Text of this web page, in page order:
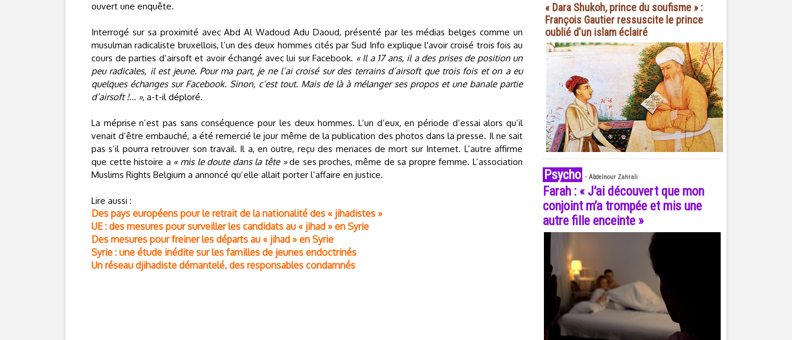
ouvert une enquête.
Interrogé sur sa proximité avec Abd Al Wadoud Adu Daoud, présenté par les médias belges comme un
musulman radicaliste bruxellois, l’un des deux hommes cités par Sud Info explique l'avoir croisé trois fois au
cours de parties d’airsoft et avoir échangé avec lui sur Facebook. « Il a 17 ans, il a des prises de position un
peu radicales, il est jeune. Pour ma part, je ne l’ai croisé sur des terrains d’airsoft que trois fois et on a eu
quelques échanges sur Facebook. Sinon, c’est tout. Mais de là à mélanger ses propos et une banale partie
d’airsoft !... », a-t-il déploré.
La méprise n’est pas sans conséquence pour les deux hommes. L’un d’eux, en période d’essai alors qu’il
venait d’être embauché, a été remercié le jour même de la publication des photos dans la presse. Il ne sait
pas s’il pourra retrouver son travail. Il a, en outre, reçu des menaces de mort sur Internet. L’autre affirme
que cette histoire a « mis le doute dans la tête »de ses proches, même de sa propre femme. L’association
Muslims Rights Belgium a annoncé qu’elle allait porter l’affaire en justice.
Lire aussi :
Des pays européens pour le retrait de la nationalité des « jihadistes »
UE : des mesures pour surveiller les candidats au « jihad » en Syrie
Des mesures pour freiner les départs au « jihad » en Syrie
Syrie : une étude inédite sur les familles de jeunes endoctrinés
Un réseau djihadiste démantelé, des responsables condamnés
« Dara Shukoh, prince du soufisme » :
François Gautier ressuscite le prince
oublié d'un islam éclairé
Psycho - Abdelnour Zahrali
Farah : « J’ai découvert que mon
conjoint m’a trompée et mis une
autre fille enceinte »